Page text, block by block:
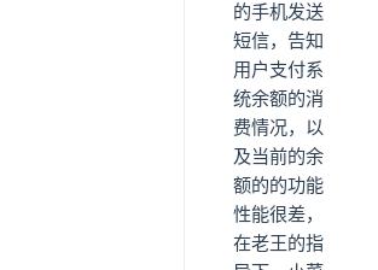
的手机发送
短信，告知
用户支付系
统余额的消
费情况，以
及当前的余
额的的功能
性能很差，
在老王的指